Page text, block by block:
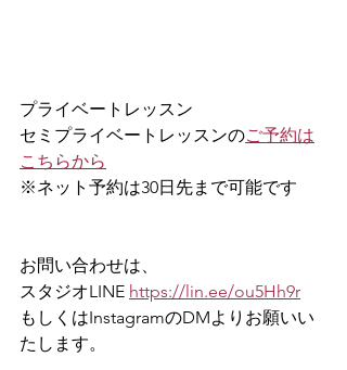
プライベートレッスン
セミプライベートレッスンのご予約は
こちらから
※ネット予約は30日先まで可能です
お問い合わせは、
スタジオLINE https://lin.ee/ou5Hh9r
もしくはInstagramのDMよりお願いい
たします。